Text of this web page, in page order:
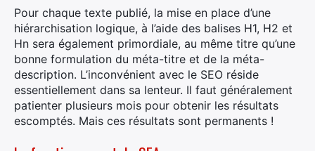
Pour chaque texte publié, la mise en place d’une
hiérarchisation logique, à l’aide des balises H1, H2 et
Hn sera également primordiale, au même titre qu’une
bonne formulation du méta-titre et de la méta-
description. L’inconvénient avec le SEO réside
essentiellement dans sa lenteur. Il faut généralement
patienter plusieurs mois pour obtenir les résultats
escomptés. Mais ces résultats sont permanents !